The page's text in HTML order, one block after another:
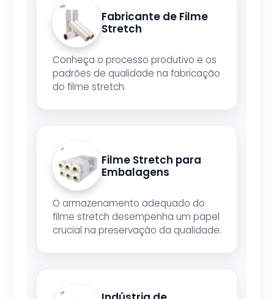
Fabricante de Filme
Stretch
Conheça o processo produtivo e os
padrões de qualidade na fabricação
do filme stretch.
Filme Stretch para
Embalagens
O armazenamento adequado do
filme stretch desempenha um papel
crucial na preservação da qualidade.